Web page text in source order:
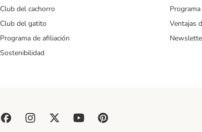
Club del cachorro
Club del gatito
Programa de afiliación
Sostenibilidad
Ventajas